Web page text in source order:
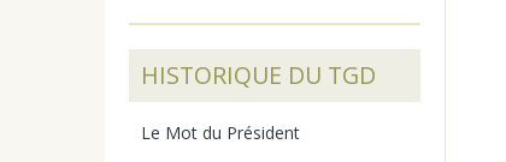
HISTORIQUE DU TGD
Le Mot du Président